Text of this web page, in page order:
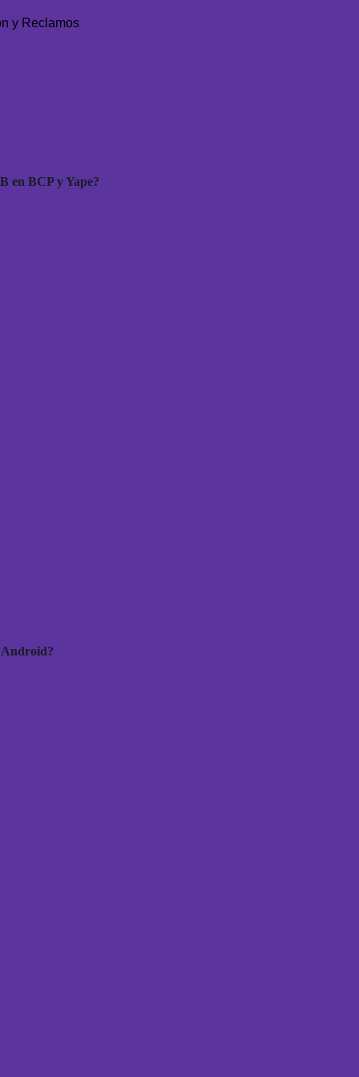
y Reclamos
en BCP y Yape?
Android?